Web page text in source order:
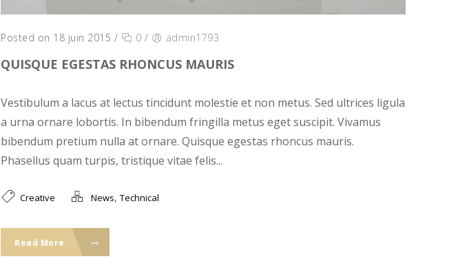
Posted on 18 juin 2015 / 0 / admin1793
QUISQUE EGESTAS RHONCUS MAURIS
Vestibulum a lacus at lectus tincidunt molestie et non metus. Sed ultrices ligula
a urna ornare lobortis. In bibendum fringilla metus eget suscipit. Vivamus
bibendum pretium nulla at ornare. Quisque egestas rhoncus mauris.
Phasellus quam turpis, tristique vitae felis...
Creative News, Technical
Read More